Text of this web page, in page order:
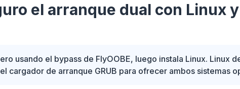
el arranque dual con Linux y
usando el bypass de FlyOOBE, luego instala Linux. Linux
cargador de arranque GRUB para ofrecer ambos sistemas